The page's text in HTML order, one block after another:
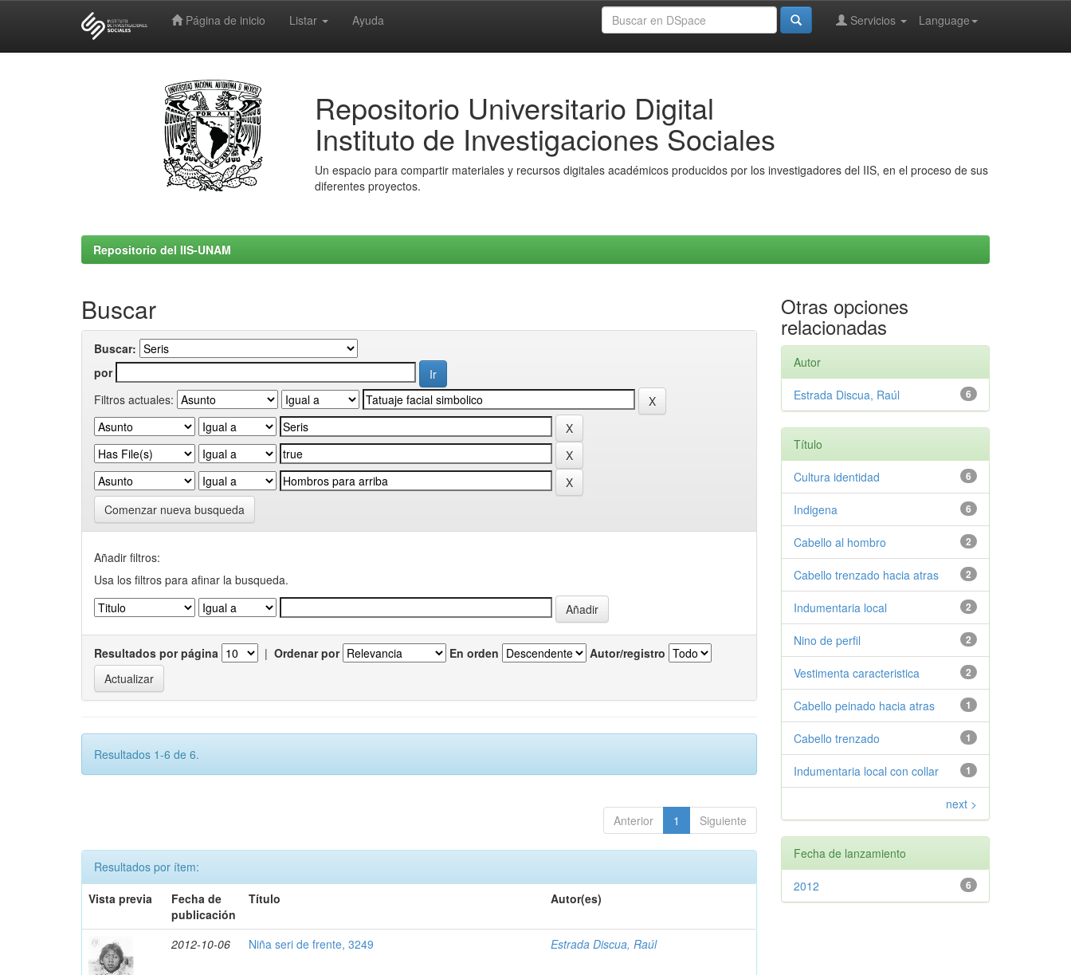
Página de inicio Listar Ayuda Language
Servicios
Repositorio Universitario Digital
Instituto de Investigaciones Sociales
Un espacio para compartir materiales y recursos digitales académicos producidos por los investigadores del IIS, en el proceso de sus
diferentes proyectos.
Repositorio del IIS-UNAM
Buscar
Buscar:
por
Filtros actuales:
Comenzar nueva busqueda
Añadir filtros:
Usa los filtros para afinar la busqueda.
Resultados por página | Ordenar por En orden Autor/registro
Resultados 1-6 de 6.
Anterior 1 Siguiente
Resultados por ítem:
Vista previa
Fecha de
publicación
Título Autor(es)
2012-10-06 Niña seri de frente, 3249 Estrada Discua, Raúl
Otras opciones
relacionadas
Autor
6
Estrada Discua, Raúl
Título
6
Cultura identidad
6
Indigena
2
Cabello al hombro
2
Cabello trenzado hacia atras
2
Indumentaria local
2
Nino de perfil
2
Vestimenta caracteristica
1
Cabello peinado hacia atras
1
Cabello trenzado
1
Indumentaria local con collar
next >
Fecha de lanzamiento
6
2012